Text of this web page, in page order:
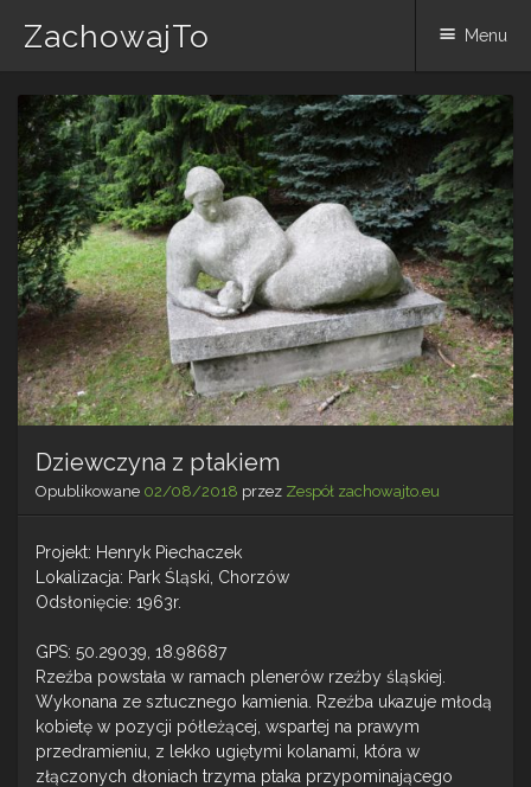
ZachowajTo Menu
Skip
to
content
Dziewczyna z ptakiem
Opublikowane 02/08/2018 przez Zespół zachowajto.eu
Projekt: Henryk Piechaczek
Lokalizacja: Park Śląski, Chorzów
Odsłonięcie: 1963r.
GPS: 50.29039, 18.98687
Rzeźba powstała w ramach plenerów rzeźby śląskiej.
Wykonana ze sztucznego kamienia. Rzeźba ukazuje młodą
kobietę w pozycji półleżącej, wspartej na prawym
przedramieniu, z lekko ugiętymi kolanami, która w
złączonych dłoniach trzyma ptaka przypominającego